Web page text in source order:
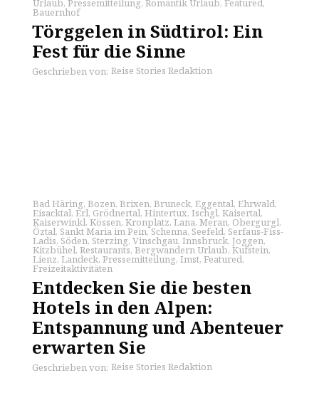
Urlaub, Pressemitteilung, Romantik Urlaub, Featured,
Bauernhof
Törggelen in Südtirol: Ein
Fest für die Sinne
Geschrieben von: Reise Stories Redaktion
Bad Häring, Bozen, Brixen, Bruneck, Eggental, Ehrwald,
Eisacktal, Erl, Grödnertal, Hintertux, Ischgl, Kaisertal,
Kaiserwinkl, Kössen, Kronplatz, Lana, Meran, Obergurgl,
Öztal, Sankt Maria im Pein,Schenna, Seefeld, Serfaus-Fiss-
Ladis, Söden, Sterzing, Vinschgau, Innsbruck, Joggen,
Kitzbühel, Restaurants, Bergwandern Urlaub, Kufstein,
Lienz, Landeck, Pressemitteilung, Imst, Featured,
Freizeitaktivitäten
Entdecken Sie die besten
Hotels in den Alpen:
Entspannung und Abenteuer
erwarten Sie
Geschrieben von: Reise Stories Redaktion